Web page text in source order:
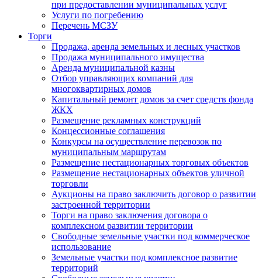
при предоставлении муниципальных услуг
Услуги по погребению
Перечень МСЗУ
Торги
Продажа, аренда земельных и лесных участков
Продажа муниципального имущества
Аренда муниципальной казны
Отбор управляющих компаний для
многоквартирных домов
Капитальный ремонт домов за счет средств фонда
ЖКХ
Размещение рекламных конструкций
Концессионные соглашения
Конкурсы на осуществление перевозок по
муниципальным маршрутам
Размещение нестационарных торговых объектов
Размещение нестационарных объектов уличной
торговли
Аукционы на право заключить договор о развитии
застроенной территории
Торги на право заключения договора о
комплексном развитии территории
Свободные земельные участки под коммерческое
использование
Земельные участки под комплексное развитие
территорий